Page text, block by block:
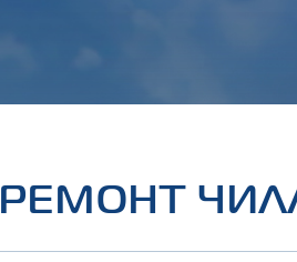
РЕМОНТ